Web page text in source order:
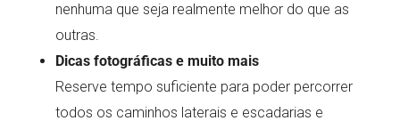
nenhuma que seja realmente melhor do que as
outras.
Dicas fotográficas e muito mais
Reserve tempo suficiente para poder percorrer
todos os caminhos laterais e escadarias e